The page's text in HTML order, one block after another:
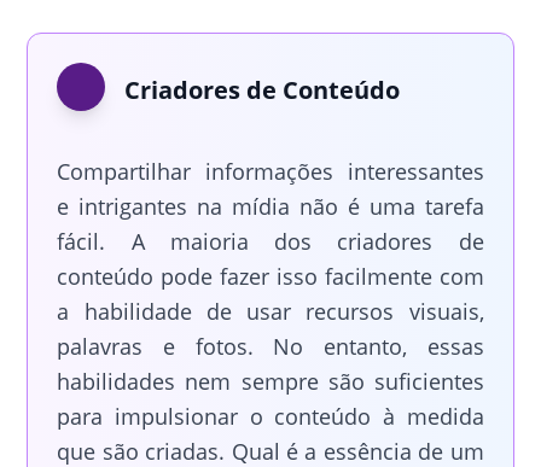
Criadores de Conteúdo
Compartilhar informações interessantes
e intrigantes na mídia não é uma tarefa
fácil. A maioria dos criadores de
conteúdo pode fazer isso facilmente com
a habilidade de usar recursos visuais,
palavras e fotos. No entanto, essas
habilidades nem sempre são suficientes
para impulsionar o conteúdo à medida
que são criadas. Qual é a essência de um